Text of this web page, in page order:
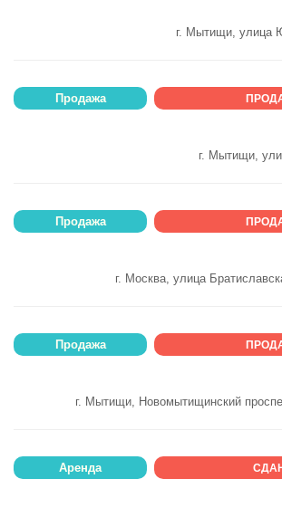
г. Мытищи, улица
Продажа
г. Мытищи,
Продажа
г. Москва, улица
Продажа
г. Мытищи, Новомытищинский
Аренда